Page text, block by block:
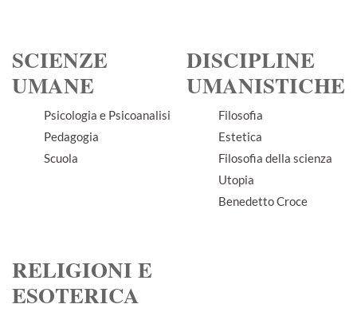
SCIENZE
UMANE
Psicologia e Psicoanalisi
Pedagogia
Scuola
DISCIPLINE
UMANISTICHE
Filosofia
Estetica
Filosofia della scienza
Utopia
Benedetto Croce
RELIGIONI E
ESOTERICA